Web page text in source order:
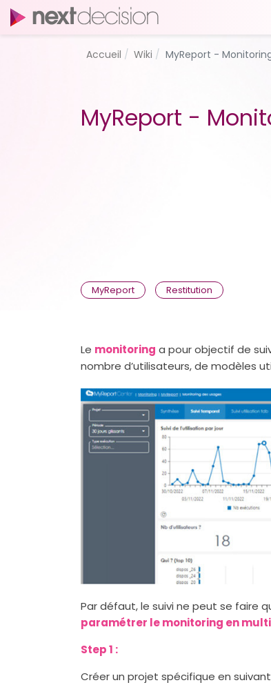
Accueil Wiki MyReport -
MyReport -
MyReport Restitution
Le monitoring a pour objectif de
nombre d’utilisateurs, de modèles
Par défaut, le suivi ne peut se faire
paramétrer le monitoring en
Step 1 :
Créer un projet spécifique en